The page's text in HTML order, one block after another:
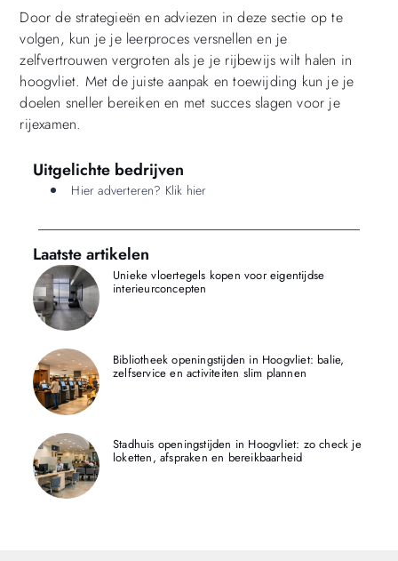
Door de strategieën en adviezen in deze sectie op te
volgen, kun je je leerproces versnellen en je
zelfvertrouwen vergroten als je je rijbewijs wilt halen in
hoogvliet. Met de juiste aanpak en toewijding kun je je
doelen sneller bereiken en met succes slagen voor je
rijexamen.
Uitgelichte bedrijven
Hier adverteren? Klik hier
Laatste artikelen
Unieke vloertegels kopen voor eigentijdse
interieurconcepten
Bibliotheek openingstijden in Hoogvliet: balie,
zelfservice en activiteiten slim plannen
Stadhuis openingstijden in Hoogvliet: zo check je
loketten, afspraken en bereikbaarheid